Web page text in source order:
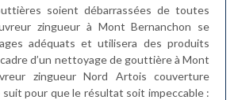
soient débarrassées de toutes
zingueur à Mont Bernanchon se
adéquats et utilisera des produits
d’un nettoyage de gouttière à Mont
zingueur Nord Artois couverture
suit pour que le résultat soit impeccable :